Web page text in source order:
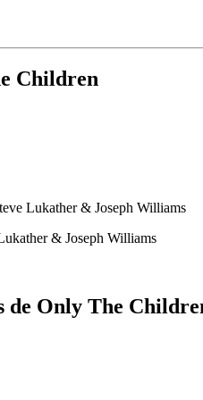
Children
Lukather & Joseph Williams
& Joseph Williams
de Only The